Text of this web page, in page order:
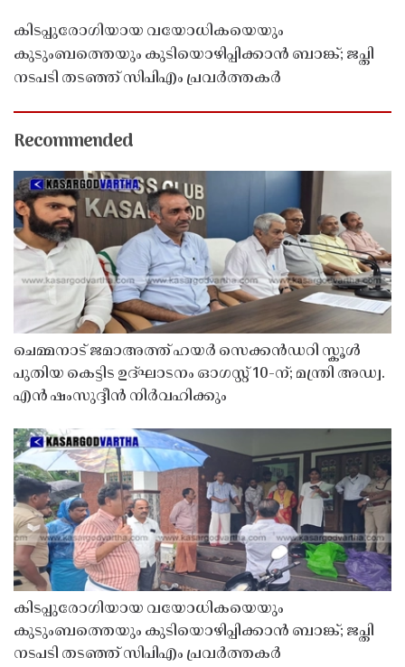
കിടപ്പുരോഗിയായ വയോധികയെയും
കുടുംബത്തെയും കുടിയൊഴിപ്പിക്കാൻ ബാങ്ക്; ജപ്തി
നടപടി തടഞ്ഞ് സിപിഎം പ്രവർത്തകർ
Recommended
ചെമ്മനാട് ജമാഅത്ത് ഹയർ സെക്കൻഡറി സ്കൂൾ
പുതിയ കെട്ടിട ഉദ്ഘാടനം ഓഗസ്റ്റ് 10-ന്; മന്ത്രി അഡ്വ.
എൻ ഷംസുദ്ദീൻ നിർവഹിക്കും
കിടപ്പുരോഗിയായ വയോധികയെയും
കുടുംബത്തെയും കുടിയൊഴിപ്പിക്കാൻ ബാങ്ക്; ജപ്തി
നടപടി തടഞ്ഞ് സിപിഎം പ്രവർത്തകർ